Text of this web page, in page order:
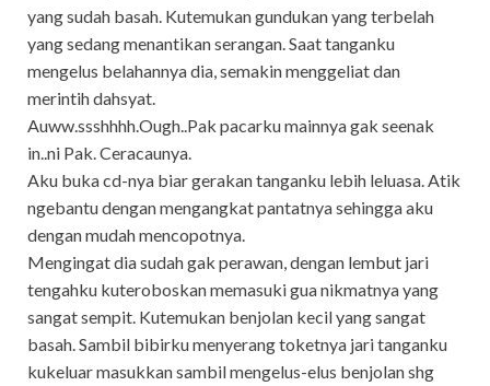
yang sudah basah. Kutemukan gundukan yang terbelah
yang sedang menantikan serangan. Saat tanganku
mengelus belahannya dia, semakin menggeliat dan
merintih dahsyat.
Auww.ssshhhh.Ough..Pak pacarku mainnya gak seenak
in..ni Pak. Ceracaunya.
Aku buka cd-nya biar gerakan tanganku lebih leluasa. Atik
ngebantu dengan mengangkat pantatnya sehingga aku
dengan mudah mencopotnya.
Mengingat dia sudah gak perawan, dengan lembut jari
tengahku kuteroboskan memasuki gua nikmatnya yang
sangat sempit. Kutemukan benjolan kecil yang sangat
basah. Sambil bibirku menyerang toketnya jari tanganku
kukeluar masukkan sambil mengelus-elus benjolan shg